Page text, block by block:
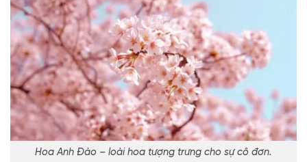
Hoa Anh Đào – loài hoa tượng trưng cho sự cô đơn.